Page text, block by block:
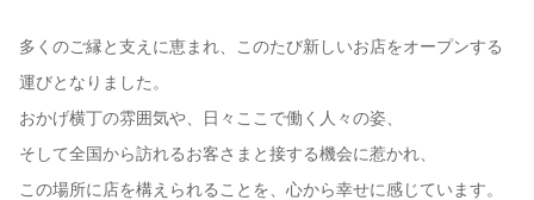
多くのご縁と支えに恵まれ、このたび新しいお店をオープンする
運びとなりました。
おかげ横丁の雰囲気や、日々ここで働く人々の姿、
そして全国から訪れるお客さまと接する機会に惹かれ、
この場所に店を構えられることを、心から幸せに感じています。